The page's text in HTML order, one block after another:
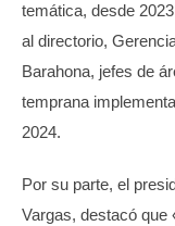
temática, desde
al directorio,
Barahona, jefes de
temprana
2024.
Por su parte, el
Vargas, destacó que